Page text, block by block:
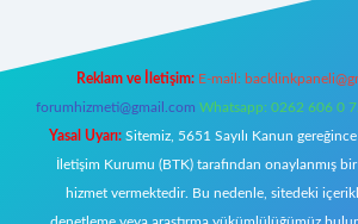
Reklam ve İletişim: E-mail:
forumhizmeti@gmail.com Whatsapp: 0262 606 0
Yasal Uyarı: Sitemiz, 5651 Sayılı Kanun
İletişim Kurumu (BTK) tarafından onaylanmış bir
hizmet vermektedir. Bu nedenle, sitedeki